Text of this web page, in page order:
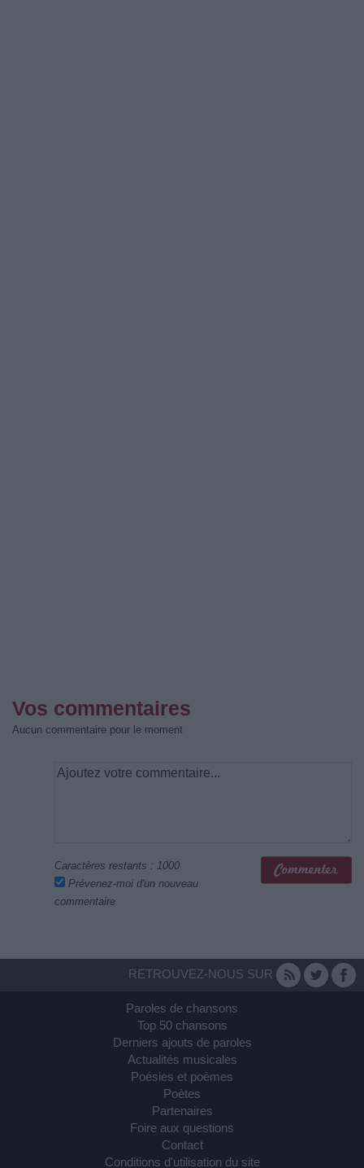
Vos commentaires
Aucun commentaire pour le moment
Caractères restants : 1000
Prévenez-moi d'un nouveau
commentaire
RETROUVEZ-NOUS SUR
Paroles de chansons
Top 50 chansons
Derniers ajouts de paroles
Actualités musicales
Poésies et poèmes
Poètes
Partenaires
Foire aux questions
Contact
Conditions d'utilisation du site